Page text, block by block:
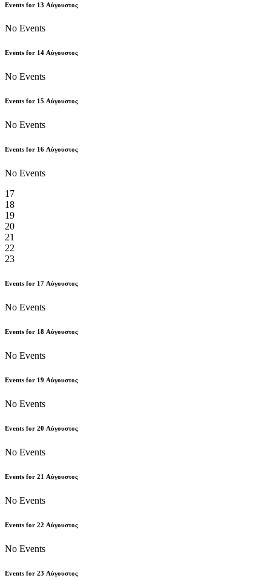
Events for 13 Αύγουστος
No Events
Events for 14 Αύγουστος
No Events
Events for 15 Αύγουστος
No Events
Events for 16 Αύγουστος
No Events
17
18
19
20
21
22
23
Events for 17 Αύγουστος
No Events
Events for 18 Αύγουστος
No Events
Events for 19 Αύγουστος
No Events
Events for 20 Αύγουστος
No Events
Events for 21 Αύγουστος
No Events
Events for 22 Αύγουστος
No Events
Events for 23 Αύγουστος